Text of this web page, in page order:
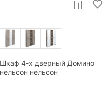
Шкаф 4-х дверный Домино
нельсон нельсон